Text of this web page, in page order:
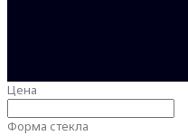
Цена
Форма стекла